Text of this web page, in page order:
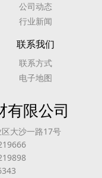
公司动态
行业新闻
联系我们
联系方式
电子地图
有限公司
大沙一路17号